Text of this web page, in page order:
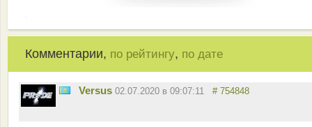
Комментарии, по рейтингу, по дате
Versus 02.07.2020 в 09:07:11 # 754848